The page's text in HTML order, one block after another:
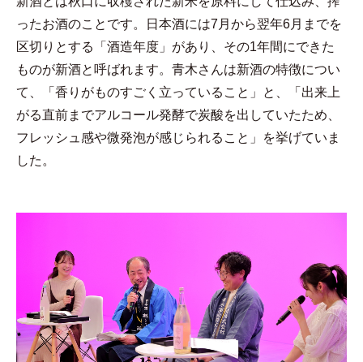
ったお酒のことです。日本酒には7月から翌年6月までを
区切りとする「酒造年度」があり、その1年間にできた
ものが新酒と呼ばれます。青木さんは新酒の特徴につい
て、「香りがものすごく立っていること」と、「出来上
がる直前までアルコール発酵で炭酸を出していたため、
フレッシュ感や微発泡が感じられること」を挙げていま
した。